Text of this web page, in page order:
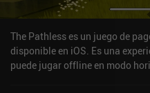
The Pathless es un juego de
disponible en iOS. Es una
puede jugar offline en modo